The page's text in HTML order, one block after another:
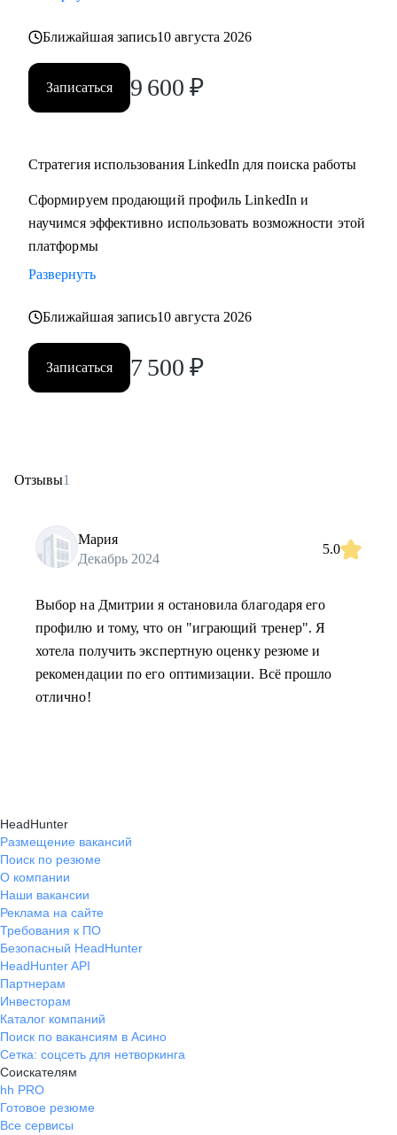
Ближайшая запись10 августа 2026
Записаться 9 600 ₽
Стратегия использования LinkedIn для поиска работы
Сформируем продающий профиль LinkedIn и
научимся эффективно использовать возможности этой
платформы
Развернуть
Ближайшая запись10 августа 2026
Записаться 7 500 ₽
Отзывы1
Мария
Декабрь 2024
5.0
Выбор на Дмитрии я остановила благодаря его
профилю и тому, что он "играющий тренер". Я
хотела получить экспертную оценку резюме и
рекомендации по его оптимизации. Всё прошло
отлично!
HeadHunter
Размещение вакансий
Поиск по резюме
О компании
Наши вакансии
Реклама на сайте
Требования к ПО
Безопасный HeadHunter
HeadHunter API
Партнерам
Инвесторам
Каталог компаний
Поиск по вакансиям в Асино
Сетка: соцсеть для нетворкинга
Соискателям
hh PRO
Готовое резюме
Все сервисы